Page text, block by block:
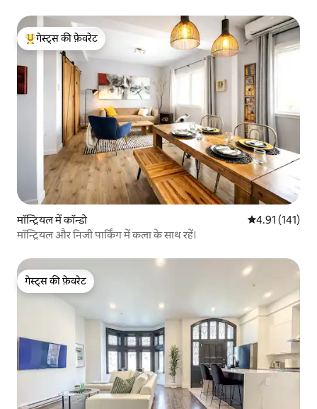
गेस्ट्स का टॉप फ़ेवरेट
गेस्ट्स की फ़ेवरेट
मॉन्ट्रियल में कॉन्डो औसत रेटिंग 5 में से
4.91 (141)
मॉन्ट्रियल और निजी पार्किंग में कला के साथ रहें।
गेस्ट्स की फ़ेवरेट
गेस्ट्स की फ़ेवरेट